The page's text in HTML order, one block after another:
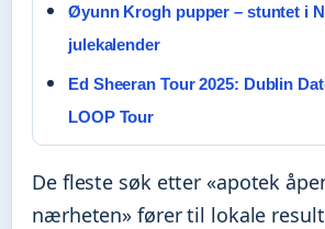
Øyunn Krogh pupper – stuntet i
julekalender
Ed Sheeran Tour 2025: Dublin
LOOP Tour
De fleste søk etter «apotek
nærheten» fører til lokale